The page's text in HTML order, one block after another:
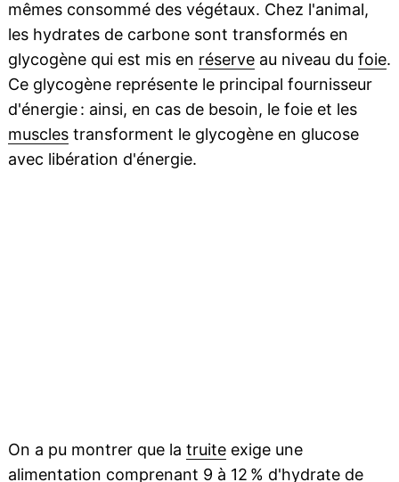
mêmes consommé des végétaux. Chez l'animal,
les hydrates de carbone sont transformés en
glycogène qui est mis en réserveau niveau du foie.
Ce glycogène représente le principal fournisseur
d'énergie : ainsi, en cas de besoin, le foie et les
musclestransforment le glycogène en glucose
avec libération d'énergie.
On a pu montrer que la truiteexige une
alimentation comprenant 9 à 12 % d'hydratede